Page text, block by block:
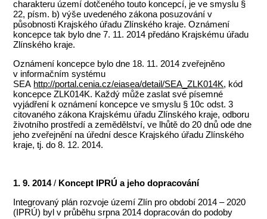
charakteru území dotčeného touto koncepcí, je ve smyslu §
22, písm. b) výše uvedeného zákona posuzování v
působnosti Krajského úřadu Zlínského kraje. Oznámení
koncepce tak bylo dne 7. 11. 2014 předáno Krajskému úřadu
Zlínského kraje.
Oznámení koncepce bylo dne 18. 11. 2014 zveřejněno
v informačním systému
SEA http://portal.cenia.cz/eiasea/detail/SEA_ZLK014K, kód
koncepce ZLK014K. Každý může zaslat své písemné
vyjádření k oznámení koncepce ve smyslu § 10c odst. 3
citovaného zákona Krajskému úřadu Zlínského kraje, odboru
životního prostředí a zemědělství, ve lhůtě do 20 dnů ode dne
jeho zveřejnění na úřední desce Krajského úřadu Zlínského
kraje, tj. do 8. 12. 2014.
1. 9. 2014/ Koncept IPRÚ a jeho dopracování
Integrovaný plán rozvoje území Zlín pro období 2014 – 2020
(IPRÚ) byl v průběhu srpna 2014 dopracován do podoby